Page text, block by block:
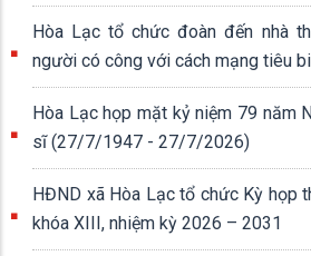
Hòa Lạc tổ chức đoàn đến nhà
người có công với cách mạng tiêu
Hòa Lạc họp mặt kỷ niệm 79 năm
sĩ (27/7/1947 - 27/7/2026)
HĐND xã Hòa Lạc tổ chức Kỳ họp
khóa XIII, nhiệm kỳ 2026 – 2031